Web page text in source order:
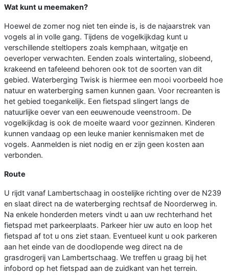
Wat kunt u meemaken?
Hoewel de zomer nog niet ten einde is, is de najaarstrek van
vogels al in volle gang. Tijdens de vogelkijkdag kunt u
verschillende steltlopers zoals kemphaan, witgatje en
oeverloper verwachten. Eenden zoals wintertaling, slobeend,
krakeend en tafeleend behoren ook tot de soorten van dit
gebied. Waterberging Twisk is hiermee een mooi voorbeeld hoe
natuur en waterberging samen kunnen gaan. Voor recreanten is
het gebied toegankelijk. Een fietspad slingert langs de
natuurlijke oever van een eeuwenoude veenstroom. De
vogelkijkdag is ook de moeite waard voor gezinnen. Kinderen
kunnen vandaag op een leuke manier kennismaken met de
vogels. Aanmelden is niet nodig en er zijn geen kosten aan
verbonden.
Route
U rijdt vanaf Lambertschaag in oostelijke richting over de N239
en slaat direct na de waterberging rechtsaf de Noorderweg in.
Na enkele honderden meters vindt u aan uw rechterhand het
fietspad met parkeerplaats. Parkeer hier uw auto en loop het
fietspad af tot u ons ziet staan. Eventueel kunt u ook parkeren
aan het einde van de doodlopende weg direct na de
grasdrogerij van Lambertschaag. We treffen u graag bij het
infobord op het fietspad aan de zuidkant van het terrein.